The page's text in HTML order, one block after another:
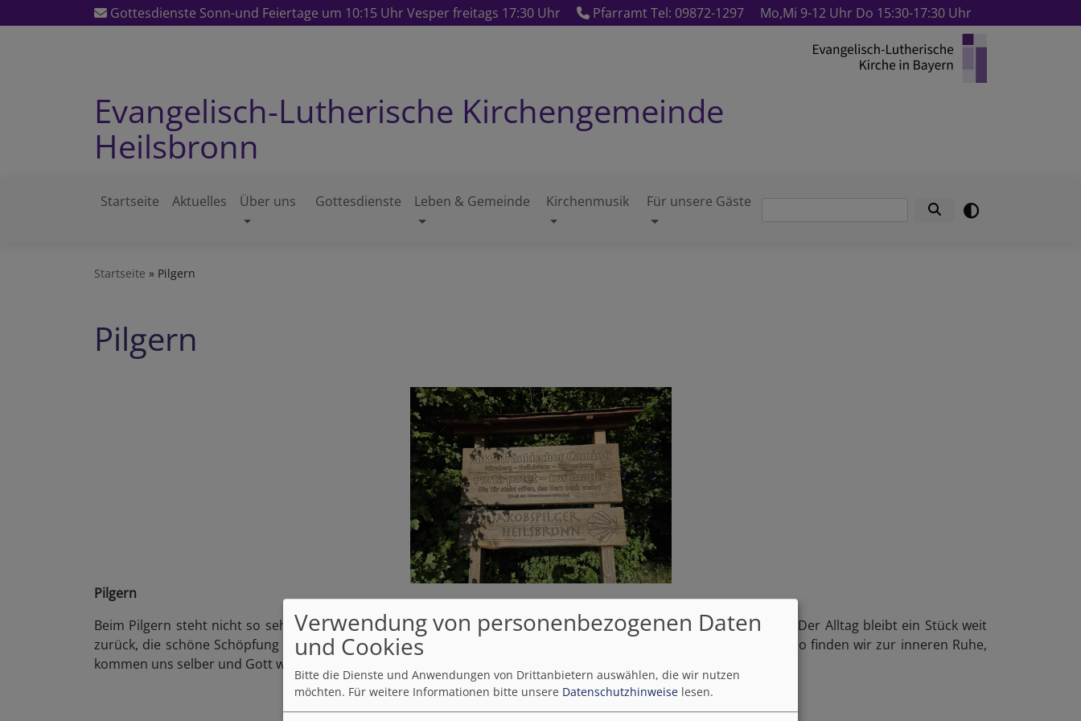
zum
Gottesdienste Sonn-und Feiertage um 10:15 Uhr Vesper freitags 17:30 Uhr Pfarramt Tel: 09872-1297 Mo,Mi 9-12 Uhr Do 15:30-17:30 Uhr
Evangelisch-Lutherische Kirchengemeinde
Heilsbronn
Hauptnavigation
Startseite Aktuelles Über uns Gottesdienste Leben & Gemeinde Kirchenmusik Für unsere GästeSuche
Startseite Pilgern
Pilgern
Pilgern
Beim Pilgern steht nicht so sehr das Erreichen eines Ziels, sondern vielmehr das Unterwegssein im Vordergrund. Der Alltag bleibt ein Stück weit
zurück, die schöne Schöpfung darf auf uns wirken und die Gedanken dürfen kommen – und auch wieder gehen. So finden wir zur inneren Ruhe,
kommen uns selber und Gott wieder näher.
Verwendung von personenbezogenen Daten
und Cookies
Bitte die Dienste und Anwendungen von Drittanbietern auswählen, die wir nutzen
möchten. Für weitere Informationen bitte unsere Datenschutzhinweise lesen.